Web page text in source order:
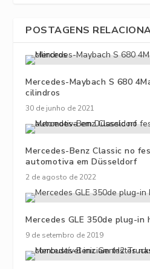
POSTAGENS
Mercedes-Maybach S 680
cilindros
30 de junho de 2021
Mercedes-Benz Classic no
automotiva em Düsseldorf
2 de agosto de 2022
Mercedes GLE 350de plug-in
9 de setembro de 2019